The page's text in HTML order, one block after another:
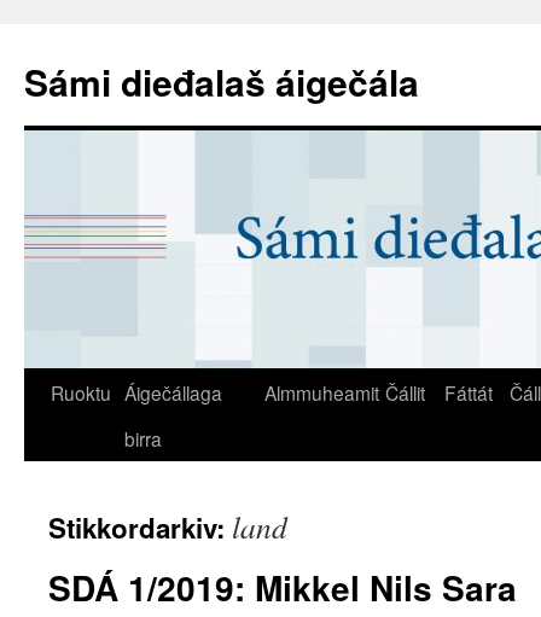
Sámi dieđalaš áigečála
Ruoktu Áigečállaga
birra
Almmuheamit Čállit Fáttát
Stikkordarkiv: land
SDÁ 1/2019: Mikkel Nils Sara